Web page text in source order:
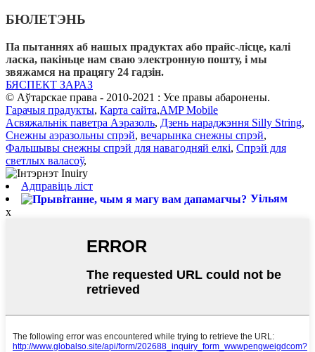
БЮЛЕТЭНЬ
Па пытаннях аб нашых прадуктах або прайс-лісце, калі
ласка, пакіньце нам сваю электронную пошту, і мы
звяжамся на працягу 24 гадзін.
БЯСПЕКТ ЗАРАЗ
© Аўтарскае права - 2010-2021 : Усе правы абаронены.
Гарачыя прадукты, Карта сайта,AMP Mobile
Асвяжальнік паветра Аэразоль, Дзень нараджэння Silly String,
Снежны аэразольны спрэй, вечарынка снежны спрэй,
Фальшывы снежны спрэй для навагодняй елкі, Спрэй для
светлых валасоў,
Адправіць ліст
Уільям
x